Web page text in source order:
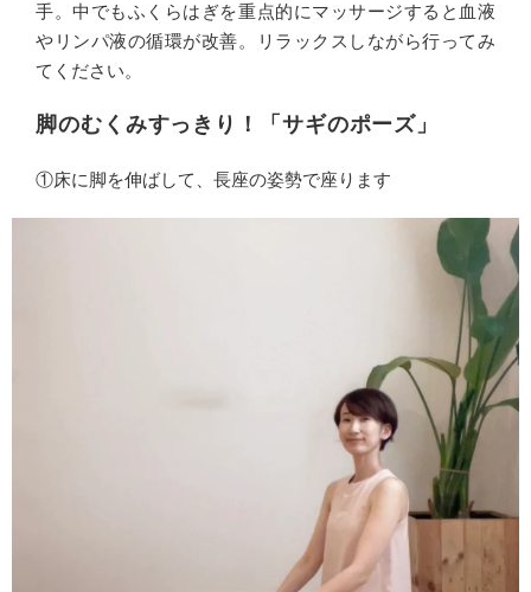
手。中でもふくらはぎを重点的にマッサージすると血液
やリンパ液の循環が改善。リラックスしながら行ってみ
てください。
脚のむくみすっきり！「サギのポーズ」
①床に脚を伸ばして、長座の姿勢で座ります